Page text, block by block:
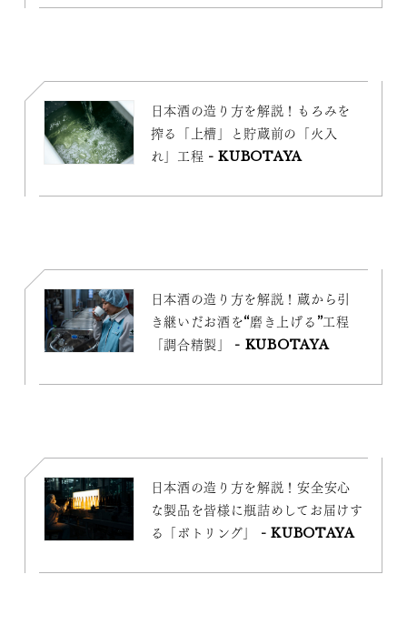
日本酒の造り方を解説！もろみを
搾る「上槽」と貯蔵前の「火入
れ」工程 - KUBOTAYA
日本酒の造り方を解説！蔵から引
き継いだお酒を“磨き上げる”工程
「調合精製」 - KUBOTAYA
日本酒の造り方を解説！安全安心
な製品を皆様に瓶詰めしてお届けす
る「ボトリング」 - KUBOTAYA